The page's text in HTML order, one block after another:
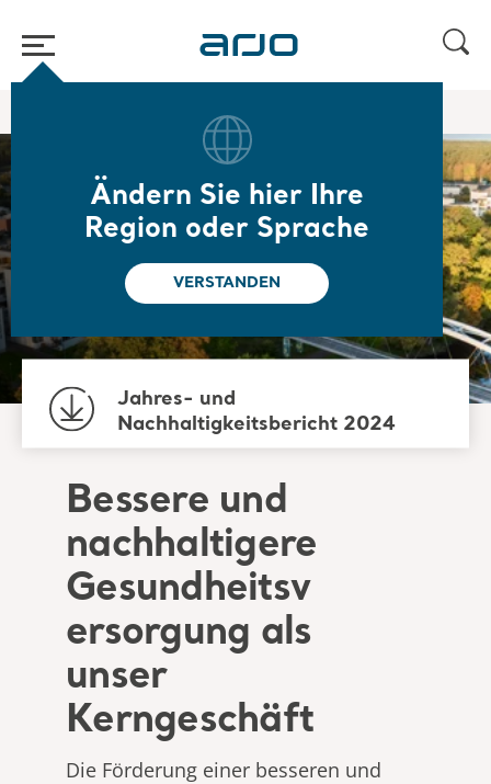
Ändern Sie hier Ihre
Region oder Sprache
VERSTANDEN
Nachhaltigkeit
Nachhaltigkeit
bei Arjo
Jahres- und
Nachhaltigkeitsbericht 2024
Bessere und
nachhaltigere
Gesundheitsv
ersorgung als
unser
Kerngeschäft
Die Förderung einer besseren und